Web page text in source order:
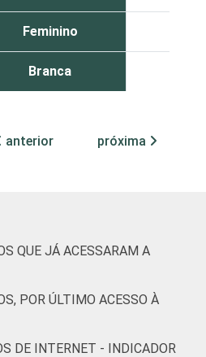
Feminino
Branca
Parda
Educação
anterior próxima
QUE JÁ ACESSARAM A
POR ÚLTIMO ACESSO À
DE INTERNET - INDICADOR